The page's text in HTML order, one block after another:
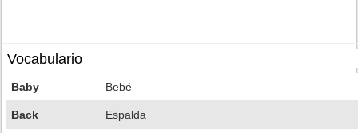
Vocabulario
Baby Bebé
Back Espalda